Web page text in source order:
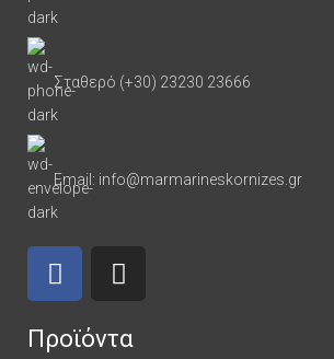
Σταθερό (+30) 23230 23666
Email: info@marmarineskornizes.gr
Προϊόντα